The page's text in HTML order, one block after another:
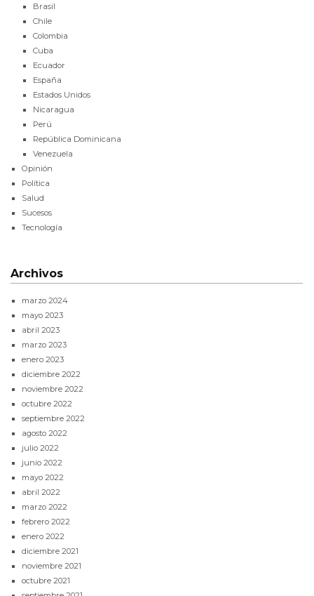
Brasil
Chile
Colombia
Cuba
Ecuador
España
Estados Unidos
Nicaragua
Perú
República Dominicana
Venezuela
Opinión
Política
Salud
Sucesos
Tecnología
Archivos
marzo 2024
mayo 2023
abril 2023
marzo 2023
enero 2023
diciembre 2022
noviembre 2022
octubre 2022
septiembre 2022
agosto 2022
julio 2022
junio 2022
mayo 2022
abril 2022
marzo 2022
febrero 2022
enero 2022
diciembre 2021
noviembre 2021
octubre 2021